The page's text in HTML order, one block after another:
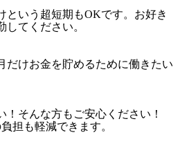
という超短期もOKです。お好き
してください。
だけお金を貯めるために働きたい
！そんな方もご安心ください！
担も軽減できます。